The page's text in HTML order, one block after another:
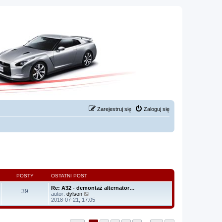
Zaloguj się
Zarejestruj się
POSTY OSTATNI POST
39
Re: A32 - demontaż alternator…
autor: dylson
y
ś
2018-07-21, 17:05